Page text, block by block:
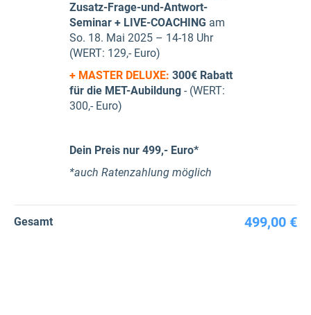
Zusatz-Frage-und-Antwort-
Seminar + LIVE-COACHING am
So. 18. Mai 2025 – 14-18 Uhr
(WERT: 129,- Euro)
+ MASTER DELUXE: 300€ Rabatt
für die MET-Aubildung - (WERT:
300,- Euro)
Dein Preis nur 499,- Euro*
*auch Ratenzahlung möglich
Gesamt 499,00 €